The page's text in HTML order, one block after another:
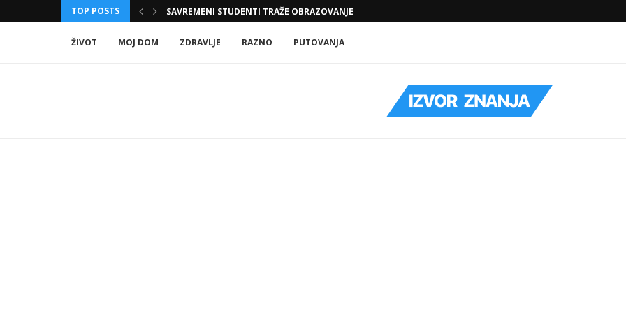
TOP POSTS
KAKO IH MOŽETE... SAVREMENI STUDENTI TRAŽE OBRAZOVANJE KOJE VODI KA KONKRETNIM...
ŽIVOT MOJ DOM ZDRAVLJE RAZNO PUTOVANJA